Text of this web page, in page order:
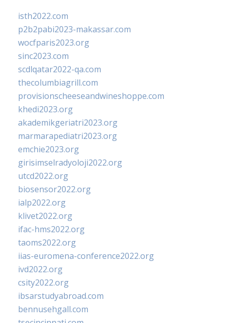
isth2022.com
p2b2pabi2023-makassar.com
wocfparis2023.org
sinc2023.com
scdlqatar2022-qa.com
thecolumbiagrill.com
provisionscheeseandwineshoppe.com
khedi2023.org
akademikgeriatri2023.org
marmarapediatri2023.org
emchie2023.org
girisimselradyoloji2022.org
utcd2022.org
biosensor2022.org
ialp2022.org
klivet2022.org
ifac-hms2022.org
taoms2022.org
iias-euromena-conference2022.org
ivd2022.org
csity2022.org
ibsarstudyabroad.com
bennusehgall.com